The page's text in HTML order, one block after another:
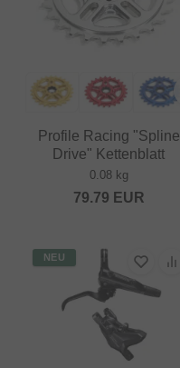
Profile Racing "Spline
Drive" Kettenblatt
0.08 kg
79.79 EUR
NEU